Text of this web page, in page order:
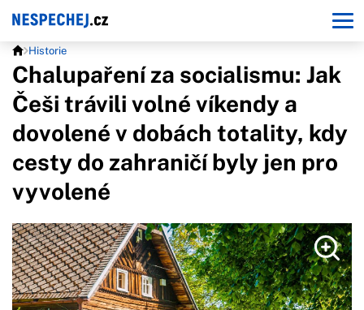
Historie
Chalupaření za socialismu: Jak
Češi trávili volné víkendy a
dovolené v dobách totality, kdy
cesty do zahraničí byly jen pro
vyvolené